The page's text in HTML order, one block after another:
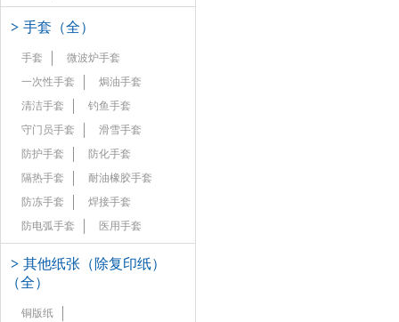
> 手套（全）
手套
微波炉手套
一次性手套
焗油手套
清洁手套
钓鱼手套
守门员手套
滑雪手套
防护手套
防化手套
隔热手套
耐油橡胶手套
防冻手套
焊接手套
防电弧手套
医用手套
> 其他纸张（除复印纸）
（全）
铜版纸